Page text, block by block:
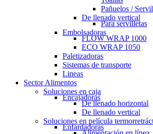
Pañuelos /
De llenado vertical
Para servilletas
Embolsadoras
FLOW WRAP 1000
ECO WRAP 1050
Paletizadoras
Sistemas de transporte
Lineas
Sector Alimentos
Soluciones en caja
Encajadoras
De llenado horizontal
De llenado vertical
Soluciones en película
Enfardadoras